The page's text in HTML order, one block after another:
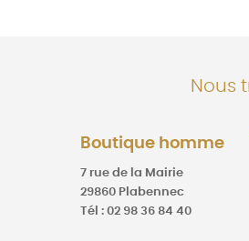
Nous
Boutique homme
7 rue de la Mairie
29860 Plabennec
Tél : 02 98 36 84 40